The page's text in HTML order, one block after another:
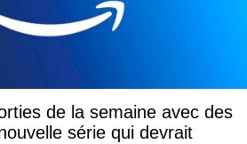
de la semaine avec des
série qui devrait